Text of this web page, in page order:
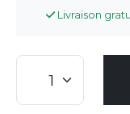
Livraison